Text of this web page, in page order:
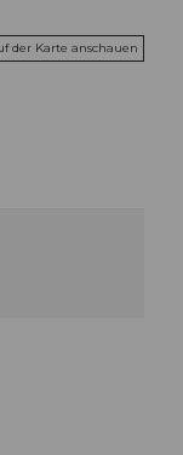
der Karte anschauen